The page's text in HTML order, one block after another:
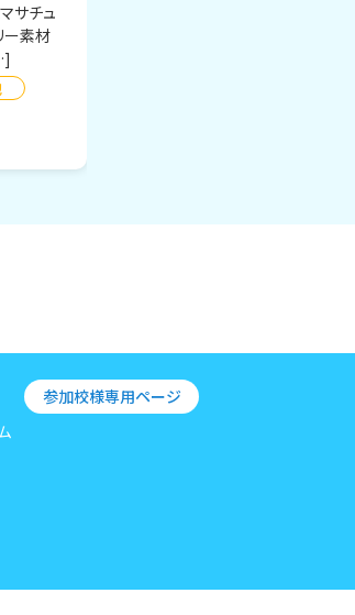
サチュ
ー素材
参加校様専用ページ